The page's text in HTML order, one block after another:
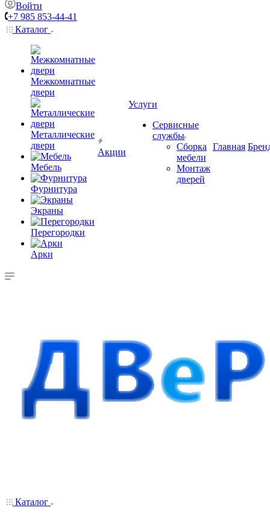
Войти
+7 985 853-44-41
Каталог
Межкомнатные
двери
Металлические
двери
Мебель
Фурнитура
Экраны
Перегородки
Арки
Акции
Услуги
Сервисные
службы
Сборка
мебели
Монтаж
дверей
Главная
Каталог